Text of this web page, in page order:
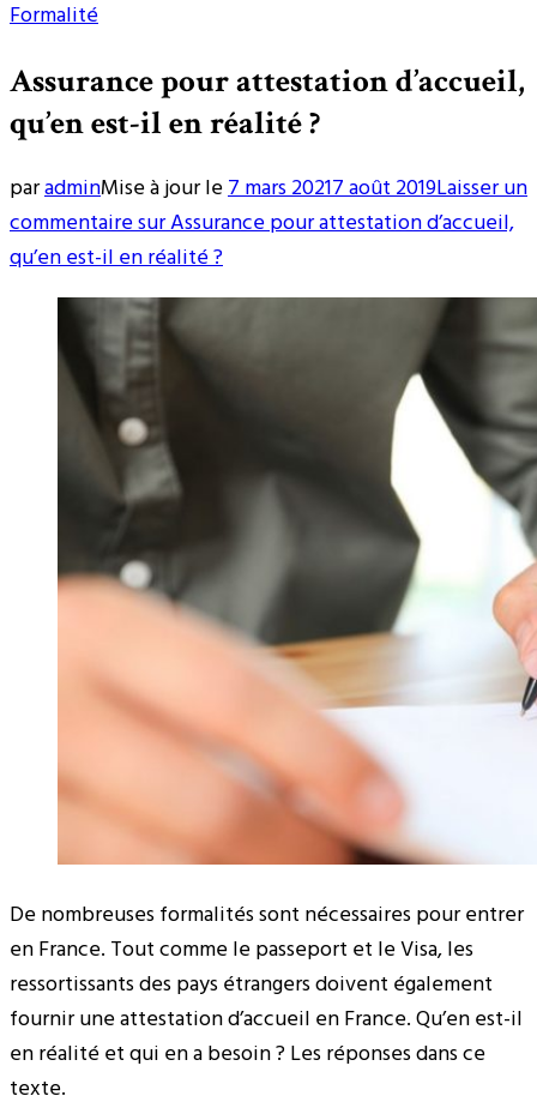
Formalité
Assurance pour attestation d’accueil,
qu’en est-il en réalité ?
paradminMise à jour le7 mars 20217 août 2019Laisser un
commentairesur Assurance pour attestation d’accueil,
qu’en est-il en réalité ?
De nombreuses formalités sont nécessaires pour entrer
en France. Tout comme le passeport et le Visa, les
ressortissants des pays étrangers doivent également
fournir une attestation d’accueil en France. Qu’en est-il
en réalité et qui en a besoin ? Les réponses dans ce
texte.